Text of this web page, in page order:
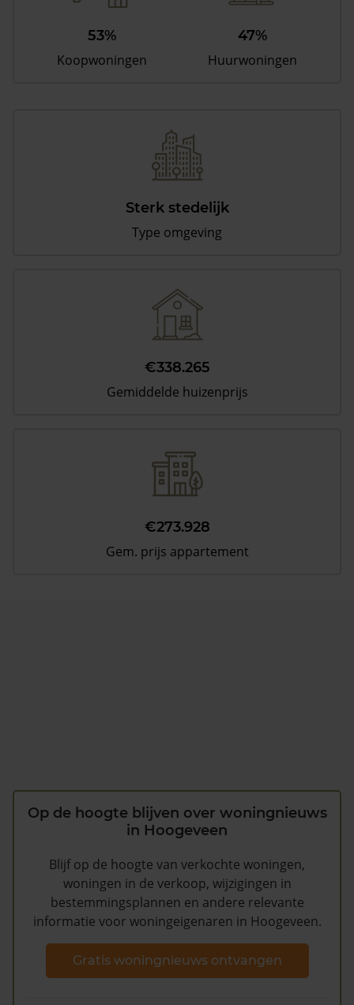
53%
Koopwoningen
47%
Huurwoningen
Sterk stedelijk
Type omgeving
€338.265
Gemiddelde huizenprijs
€273.928
Gem. prijs appartement
Op de hoogte blijven over woningnieuws
in Hoogeveen
Blijf op de hoogte van verkochte woningen,
woningen in de verkoop, wijzigingen in
bestemmingsplannen en andere relevante
informatie voor woningeigenaren in Hoogeveen.
Gratis woningnieuws ontvangen